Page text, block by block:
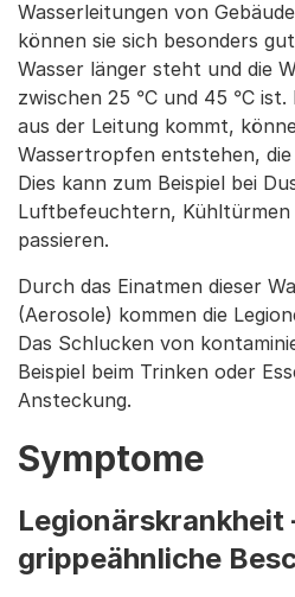
Wasserleitungen von
können sie sich besonders
Wasser länger steht und die
zwischen 25 °C und 45 °C
aus der Leitung kommt,
Wassertropfen entstehen,
Dies kann zum Beispiel bei
Luftbefeuchtern, Kühltürmen
passieren.
Durch das Einatmen dieser
(Aerosole) kommen die
Das Schlucken von
Beispiel beim Trinken oder
Ansteckung.
Symptome
Legionärskrankheit
grippeähnliche